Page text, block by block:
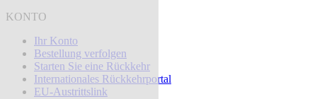
KONTO
Ihr Konto
Bestellung verfolgen
Starten Sie eine Rückkehr
Internationales Rückkehrportal
EU-Austrittslink